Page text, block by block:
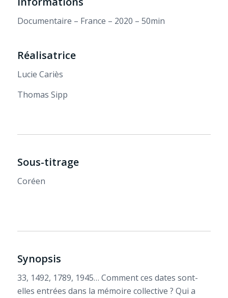
Documentaire – France – 2020 – 50min
Réalisatrice
Lucie Cariès
Thomas Sipp
Sous-titrage
Coréen
Synopsis
33, 1492, 1789, 1945… Comment ces dates sont-
elles entrées dans la mémoire collective ? Qui a